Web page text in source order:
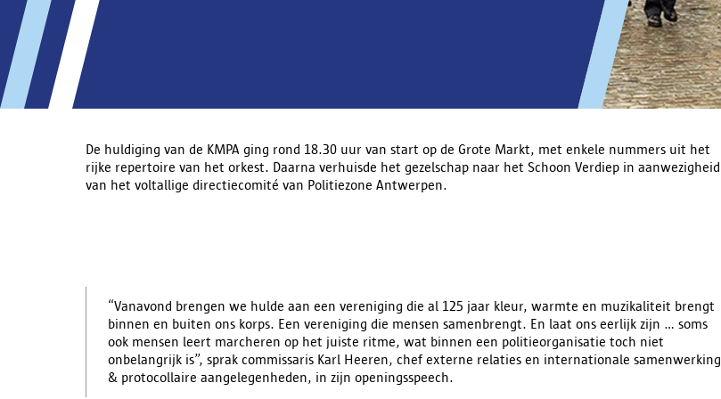
De huldiging van de KMPA ging rond 18.30 uur van start op de Grote Markt, met enkele nummers uit het
rijke repertoire van het orkest. Daarna verhuisde het gezelschap naar het Schoon Verdiep in aanwezigheid
van het voltallige directiecomité van Politiezone Antwerpen.
“Vanavond brengen we hulde aan een vereniging die al 125 jaar kleur, warmte en muzikaliteit brengt
binnen en buiten ons korps. Een vereniging die mensen samenbrengt. En laat ons eerlijk zijn … soms
ook mensen leert marcheren op het juiste ritme, wat binnen een politieorganisatie toch niet
onbelangrijk is”, sprak commissaris Karl Heeren, chef externe relaties en internationale samenwerking
& protocollaire aangelegenheden, in zijn openingsspeech.